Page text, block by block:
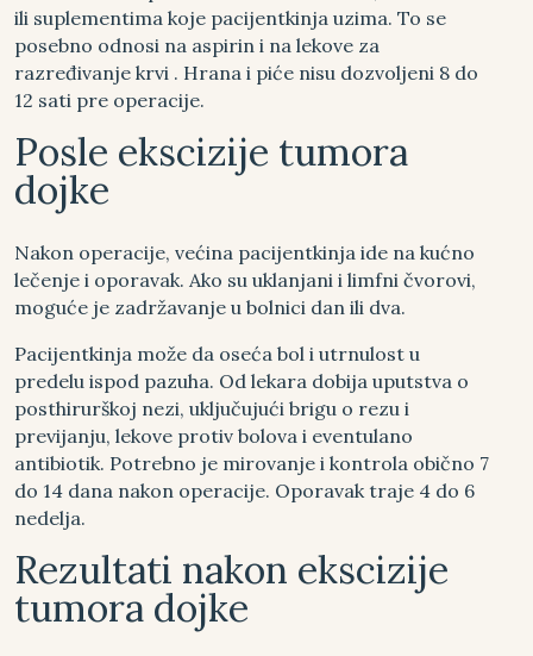
ili suplementima koje pacijentkinja uzima. To se
posebno odnosi na aspirin i na lekove za
razređivanje krvi . Hrana i piće nisu dozvoljeni 8 do
12 sati pre operacije.
Posle ekscizije tumora
dojke
Nakon operacije, većina pacijentkinja ide na kućno
lečenje i oporavak. Ako su uklanjani i limfni čvorovi,
moguće je zadržavanje u bolnici dan ili dva.
Pacijentkinja može da oseća bol i utrnulost u
predelu ispod pazuha. Od lekara dobija uputstva o
posthirurškoj nezi, uključujući brigu o rezu i
previjanju, lekove protiv bolova i eventulano
antibiotik. Potrebno je mirovanje i kontrola obično 7
do 14 dana nakon operacije. Oporavak traje 4 do 6
nedelja.
Rezultati nakon ekscizije
tumora dojke